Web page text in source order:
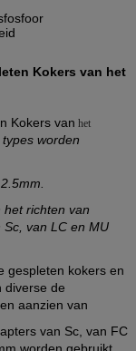
Kokers van het
Kokers van het
worden
richten van
van LC en MU
gespleten kokers en
diverse de
aanzien van
van Sc, van FC